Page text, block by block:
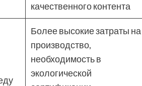
качественного контента
Более высокие затраты на
производство,
необходимость в
экологической